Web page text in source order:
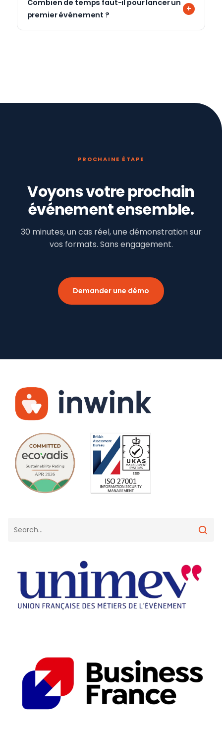
Combien de temps faut-il pour lancer un
premier événement ?
PROCHAINE ÉTAPE
Voyons votre prochain
événement ensemble.
30 minutes, un cas réel, une démonstration sur
vos formats. Sans engagement.
Demander une démo